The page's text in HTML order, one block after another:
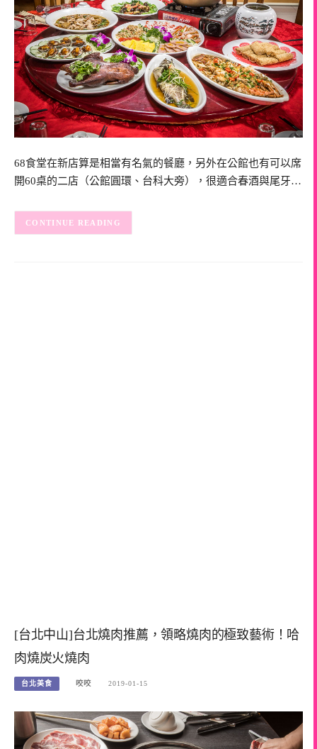
68食堂在新店算是相當有名氣的餐廳，另外在公館也有可以席
開60桌的二店（公館圓環、台科大旁），很適合春酒與尾牙…
CONTINUE READING
[台北中山]台北燒肉推薦，領略燒肉的極致藝術！哈
肉燒炭火燒肉
台北美食 咬咬 2019-01-15